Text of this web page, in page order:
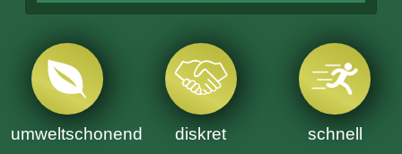
umweltschonend diskret schnell